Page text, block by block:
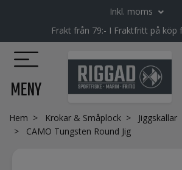
Inkl. moms
Frakt från 79:- I Fraktfritt på köp
MENY
Hem Krokar & Småplock
Jiggskallar
CAMO Tungsten Round Jig